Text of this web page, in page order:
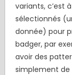
variants, c’est
sélectionnés
donnée) pour
badger, par
avoir des
simplement